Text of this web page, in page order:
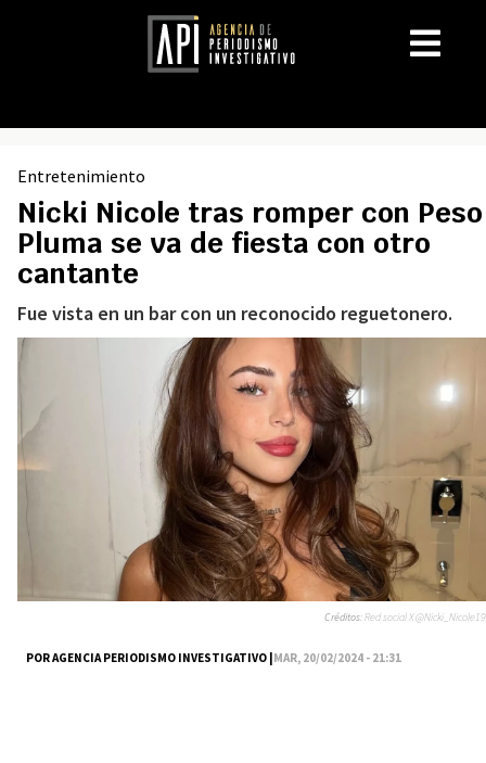
Entretenimiento
Nicki Nicole tras romper con Peso
Pluma se va de fiesta con otro
cantante
Fue vista en un bar con un reconocido reguetonero.
POR AGENCIA PERIODISMO INVESTIGATIVO |MAR, 20/02/2024 - 21:31
Créditos:Red social X @Nicki_Nicole19